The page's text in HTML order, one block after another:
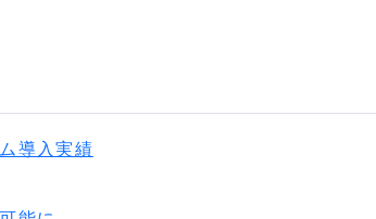
導入実績